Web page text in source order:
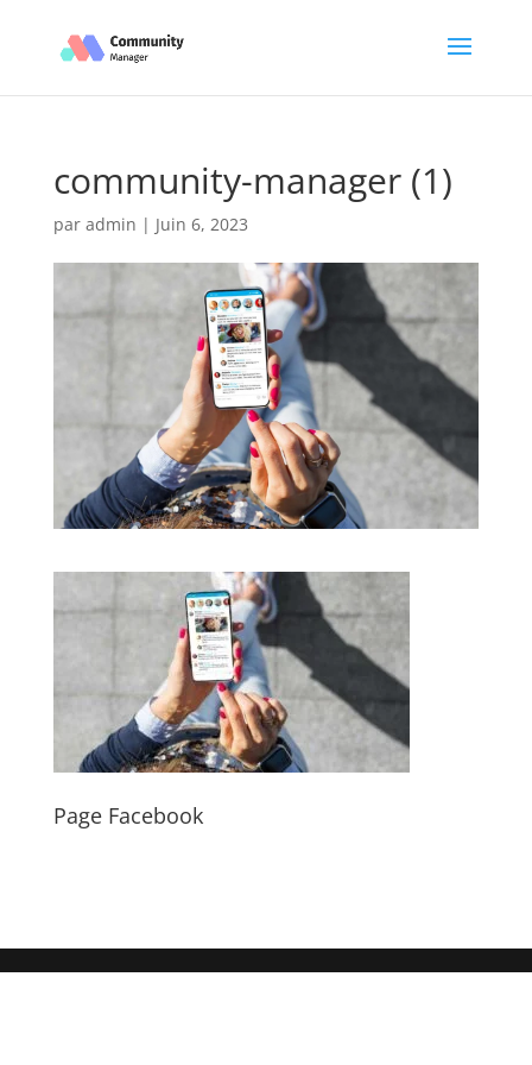
community-manager (1)
par admin | Juin 6, 2023
Page Facebook